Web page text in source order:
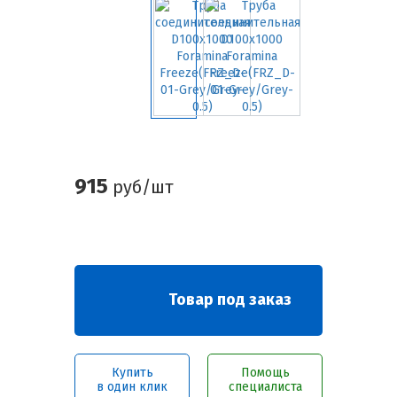
915 руб/шт
Товар под заказ
Купить
в один клик
Помощь
специалиста